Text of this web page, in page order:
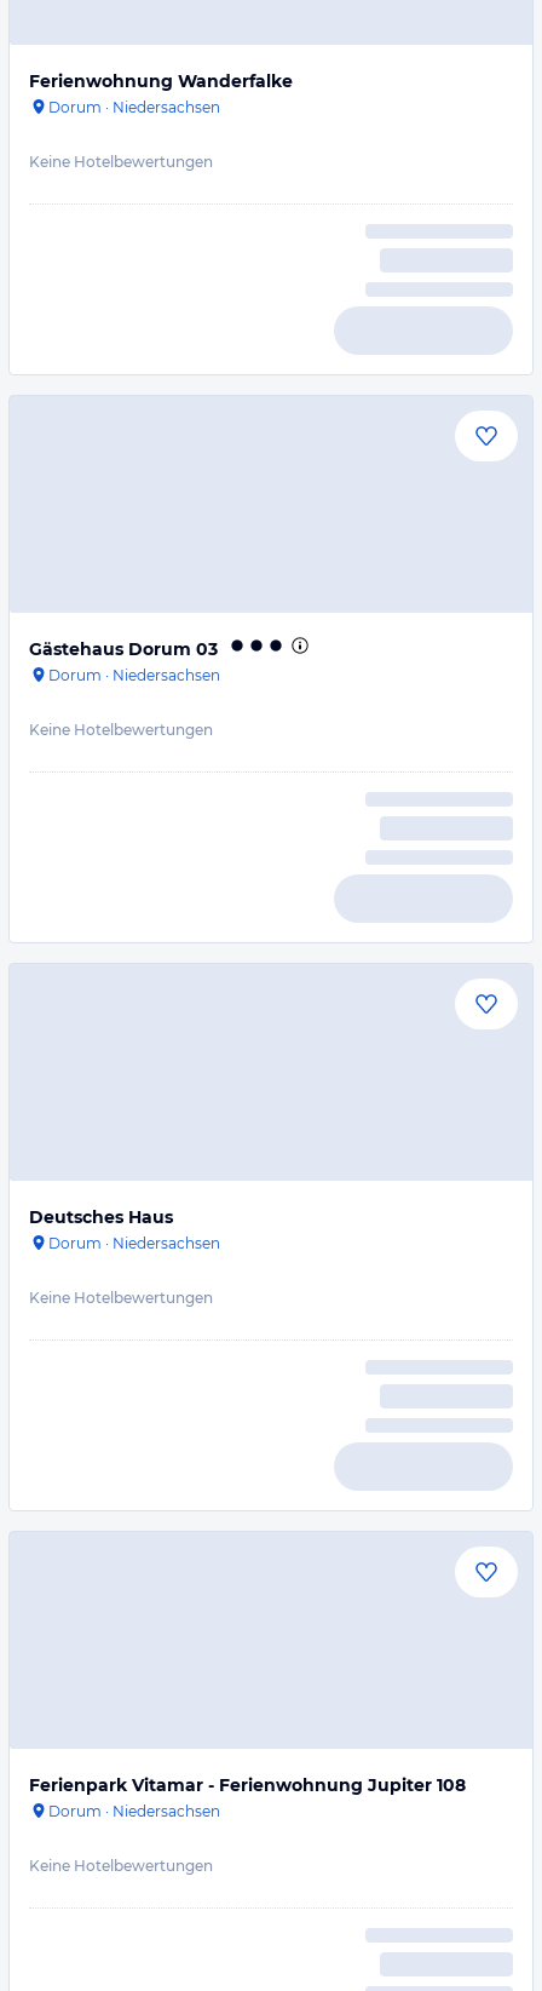
Ferienwohnung Wanderfalke
Dorum · Niedersachsen
Keine Hotelbewertungen
Gästehaus Dorum 03
Dorum · Niedersachsen
Keine Hotelbewertungen
Deutsches Haus
Dorum · Niedersachsen
Keine Hotelbewertungen
Ferienpark Vitamar - Ferienwohnung Jupiter 108
Dorum · Niedersachsen
Keine Hotelbewertungen